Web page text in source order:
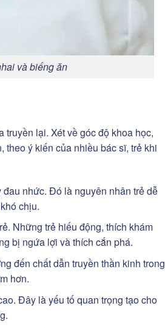
và biếng ăn
lại. Xét về góc độ khoa học,
ý kiến của nhiều bác sĩ, trẻ khi
nhức. Đó là nguyên nhân trẻ dễ
chịu.
Những trẻ hiếu động, thích khám
bị ngứa lợi và thích cắn phá.
đến chất dẫn truyền thần kinh trong
hơn.
Đây là yếu tố quan trọng tạo cho